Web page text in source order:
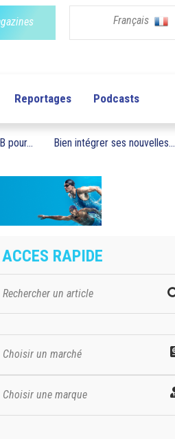
Français
Reportages Podcasts
pour... Bien intégrer ses nouvelles...
ACCES RAPIDE
Choisir un marché
Choisir une marque